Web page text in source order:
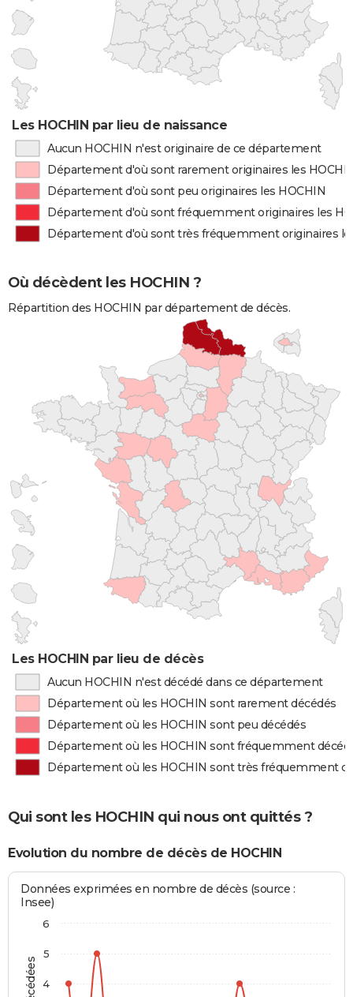
Les HOCHIN par lieu de naissance
Aucun HOCHIN n'est originaire de ce département
Département d'où sont rarement originaires les
Département d'où sont peu originaires les HOCHIN
Département d'où sont fréquemment originaires les
Département d'où sont très fréquemment originaires
Où décèdent les HOCHIN ?
Répartition des HOCHIN par département de décès.
Les HOCHIN par lieu de décès
Aucun HOCHIN n'est décédé dans ce département
Département où les HOCHIN sont rarement décédés
Département où les HOCHIN sont peu décédés
Département où les HOCHIN sont fréquemment
Département où les HOCHIN sont très fréquemment
Qui sont les HOCHIN qui nous ont quittés ?
Evolution du nombre de décès de HOCHIN
Données exprimées en nombre de décès (source :
Insee)
4
5
6